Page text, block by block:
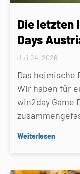
Die letzten
Days
Juli 24, 2026
Das heimische
Wir haben für
win2day Game
Weiterlesen